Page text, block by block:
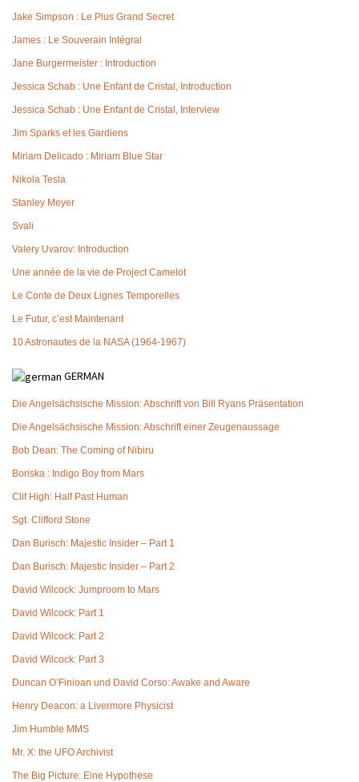
Jake Simpson : Le Plus Grand Secret
James : Le Souverain Intégral
Jane Burgermeister : Introduction
Jessica Schab : Une Enfant de Cristal, Introduction
Jessica Schab : Une Enfant de Cristal, Interview
Jim Sparks et les Gardiens
Miriam Delicado : Miriam Blue Star
Nikola Tesla
Stanley Meyer
Svali
Valery Uvarov: Introduction
Une année de la vie de Project Camelot
Le Conte de Deux Lignes Temporelles
Le Futur, c’est Maintenant
10 Astronautes de la NASA (1964-1967)
GERMAN
Die Angelsächsische Mission: Abschrift von Bill Ryans Präsentation
Die Angelsächsische Mission: Abschrift einer Zeugenaussage
Bob Dean: The Coming of Nibiru
Boriska : Indigo Boy from Mars
Clif High: Half Past Human
Sgt. Clifford Stone
Dan Burisch: Majestic Insider – Part 1
Dan Burisch: Majestic Insider – Part 2
David Wilcock: Jumproom to Mars
David Wilcock: Part 1
David Wilcock: Part 2
David Wilcock: Part 3
Duncan O’Finioan und David Corso: Awake and Aware
Henry Deacon: a Livermore Physicist
Jim Humble MMS
Mr. X: the UFO Archivist
The Big Picture: Eine Hypothese